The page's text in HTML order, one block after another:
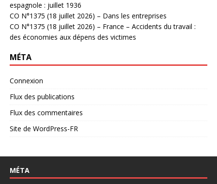
espagnole : juillet 1936
CO N°1375 (18 juillet 2026) – Dans les entreprises
CO N°1375 (18 juillet 2026) – France – Accidents du travail :
des économies aux dépens des victimes
MÉTA
Connexion
Flux des publications
Flux des commentaires
Site de WordPress-FR
MÉTA